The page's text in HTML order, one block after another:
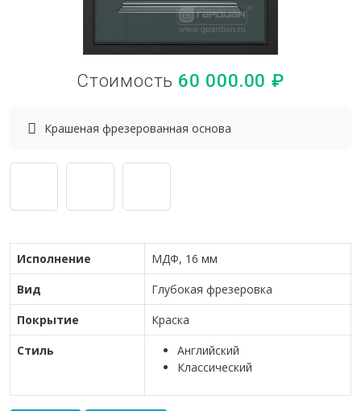
Стоимость 60 000.00₽
Крашеная фрезерованная основа
Исполнение
МДФ, 16 мм
Вид
Глубокая фрезеровка
Покрытие
Краска
Стиль
Английский
Классический